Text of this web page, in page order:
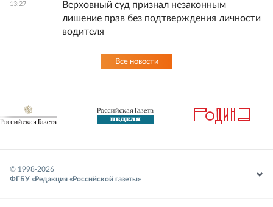
13:27
Верховный суд признал незаконным
лишение прав без подтверждения личности
водителя
Все новости
© 1998-2026
ФГБУ «Редакция «Российской газеты»